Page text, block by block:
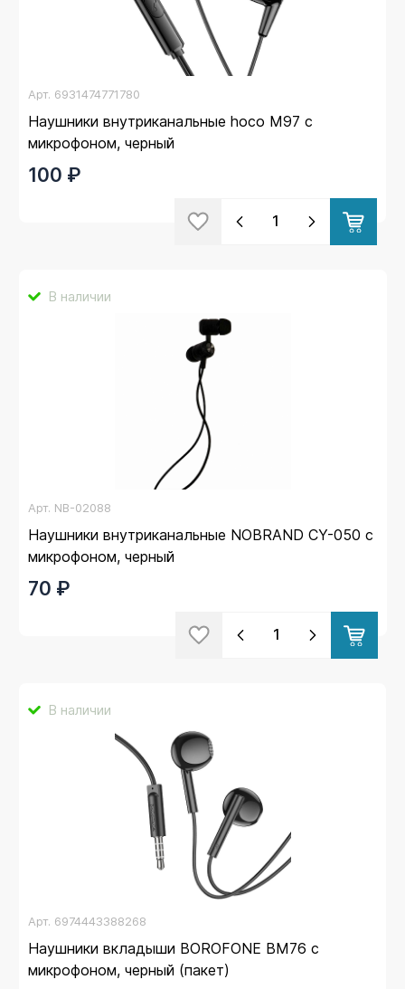
Арт. 6931474771780
Наушники внутриканальные hoco M97 с
микрофоном, черный
100 ₽
В наличии
Арт. NB-02088
Наушники внутриканальные NOBRAND CY-050 с
микрофоном, черный
70 ₽
В наличии
Арт. 6974443388268
Наушники вкладыши BOROFONE BM76 с
микрофоном, черный (пакет)